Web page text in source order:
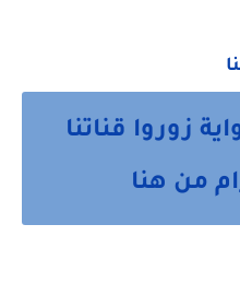
زوروا قناتنا
من هنا